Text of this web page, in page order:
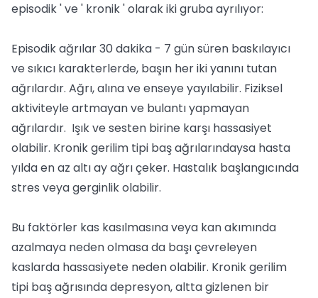
episodik ' ve ' kronik ' olarak iki gruba ayrılıyor:
Episodik ağrılar 30 dakika - 7 gün süren baskılayıcı
ve sıkıcı karakterlerde, başın her iki yanını tutan
ağrılardır. Ağrı, alına ve enseye yayılabilir. Fiziksel
aktiviteyle artmayan ve bulantı yapmayan
ağrılardır. Işık ve sesten birine karşı hassasiyet
olabilir. Kronik gerilim tipi baş ağrılarındaysa hasta
yılda en az altı ay ağrı çeker. Hastalık başlangıcında
stres veya gerginlik olabilir.
Bu faktörler kas kasılmasına veya kan akımında
azalmaya neden olmasa da başı çevreleyen
kaslarda hassasiyete neden olabilir. Kronik gerilim
tipi baş ağrısında depresyon, altta gizlenen bir